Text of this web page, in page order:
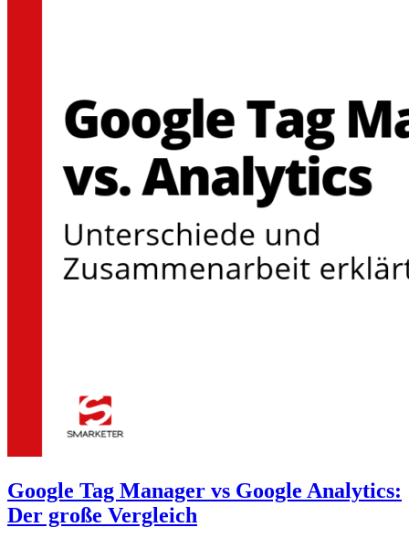
Google Tag Manager vs Google Analytics:
Der große Vergleich